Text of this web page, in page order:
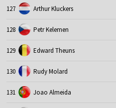
127 Arthur Kluckers
128 Petr Kelemen
129 Edward Theuns
130 Rudy Molard
131 Joao Almeida